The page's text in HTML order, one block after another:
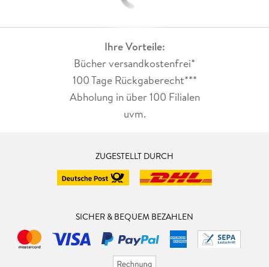
Ihre Vorteile:
Bücher versandkostenfrei*
100 Tage Rückgaberecht***
Abholung in über 100 Filialen
uvm.
ZUGESTELLT DURCH
SICHER & BEQUEM BEZAHLEN